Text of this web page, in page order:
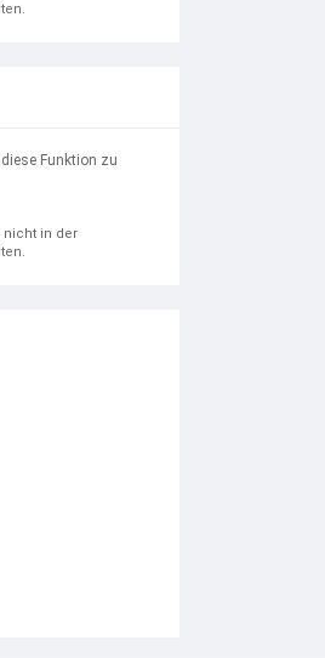
Funktion zu
nicht in der